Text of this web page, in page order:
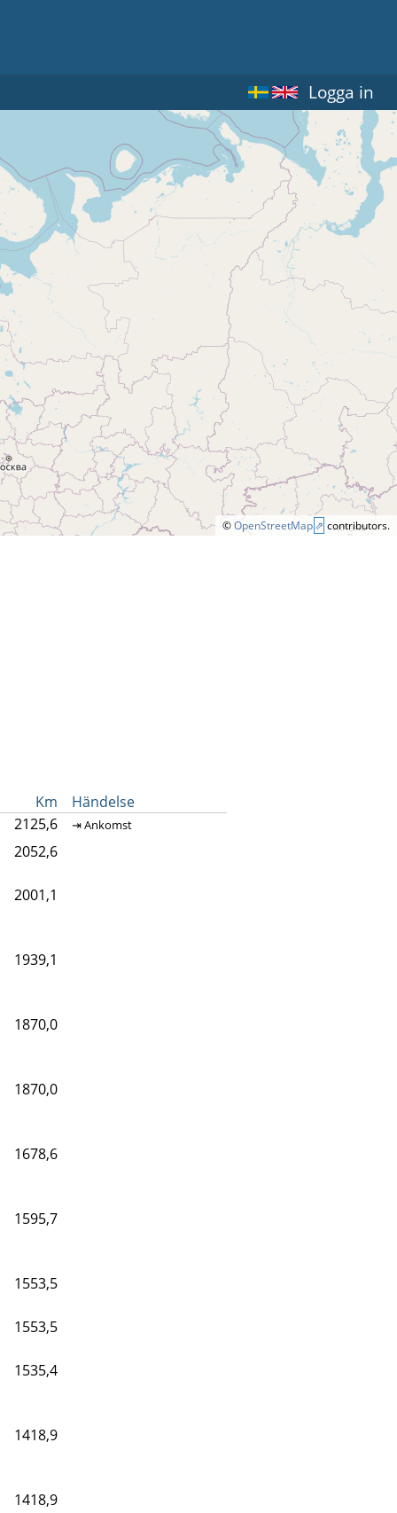
Logga in
©OpenStreetMap contributors.
Km
Händelse
2125,6 ⇥ Ankomst
2052,6
2001,1
1939,1
1870,0
1870,0
1678,6
1595,7
1553,5
1553,5
1535,4
1418,9
1418,9